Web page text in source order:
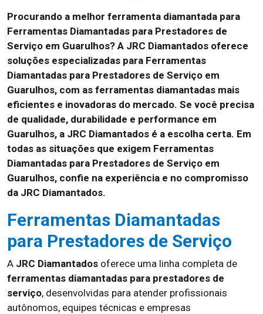
Procurando a melhor ferramenta diamantada para
Ferramentas Diamantadas para Prestadores de
Serviço em Guarulhos? A JRC Diamantados oferece
soluções especializadas para Ferramentas
Diamantadas para Prestadores de Serviço em
Guarulhos, com as ferramentas diamantadas mais
eficientes e inovadoras do mercado. Se você precisa
de qualidade, durabilidade e performance em
Guarulhos, a JRC Diamantados é a escolha certa. Em
todas as situações que exigem Ferramentas
Diamantadas para Prestadores de Serviço em
Guarulhos, confie na experiência e no compromisso
da JRC Diamantados.
Ferramentas Diamantadas
para Prestadores de Serviço
A JRC Diamantados oferece uma linha completa de
ferramentas diamantadas para prestadores de
serviço, desenvolvidas para atender profissionais
autônomos, equipes técnicas e empresas